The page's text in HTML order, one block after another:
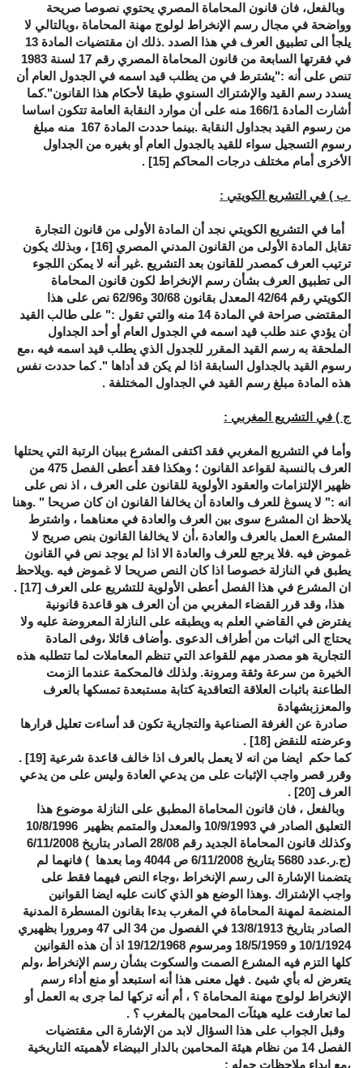
وبالفعل، فان قانون المحاماة المصري يحتوي نصوصا صريحة
وواضحة في مجال رسم الإنخراط لولوج مهنة المحاماة ،وبالتالي لا
يلجأ الى تطبيق العرف في هذا الصدد .ذلك ان مقتضيات المادة 13
في فقرتها السابعة من قانون المحاماة المصري رقم 17 لسنة 1983
تنص على أنه :"يشترط في من يطلب قيد اسمه في الجدول العام أن
يسدد رسم القيد والإشتراك السنوي طبقا لأحكام هذا القانون".كما
أشارت المادة 166/1 منه على أن موارد النقابة العامة تتكون اساسا
من رسوم القيد بجداول النقابة .بينما حددت المادة 167 منه مبلغ
رسوم التسجيل سواء للقيد بالجدول العام أو بغيره من الجداول
الأخرى أمام مختلف درجات المحاكم [15]
.
ب ) في التشريع الكويتي :
أما في التشريع الكويتي نجد أن المادة الأولى من قانون التجارة
تقابل المادة الأولى من القانون المدني المصري [16] ، وبذلك يكون
ترتيب العرف كمصدر للقانون بعد التشريع .غير أنه لا يمكن اللجوء
الى تطبيق العرف بشأن رسم الإنخراط لكون قانون المحاماة
الكويتي رقم 42/64 المعدل بقانون 30/68 و62/96 نص على هذا
المقتضى صراحة في المادة 14 منه والتي تقول :" على طالب القيد
أن يؤدي عند طلب قيد اسمه في الجدول العام أو أحد الجداول
الملحقة به رسم القيد المقرر للجدول الذي يطلب قيد اسمه فيه ،مع
رسوم القيد بالجداول السابقة اذا لم يكن قد أداها ". كما حددت نفس
هذه المادة مبلغ رسم القيد في الجداول المختلفة .
ج ) في التشريع المغربي :
وأما في التشريع المغربي فقد اكتفى المشرع ببيان الرتبة التي يحتلها
العرف بالنسبة لقواعد القانون ؛ وهكذا فقد أعطى الفصل 475 من
ظهير الإلتزامات والعقود الأولوية للقانون على العرف ، اذ نص على
انه :" لا يسوغ للعرف والعادة أن يخالفا القانون ان كان صريحا " .وهنا
يلاحظ ان المشرع سوى بين العرف والعادة في معناهما ، واشترط
المشرع العمل بالعرف والعادة ،أن لا يخالفا القانون بنص صريح لا
غموض فيه .فلا يرجع للعرف والعادة الا اذا لم يوجد نص في القانون
يطبق في النازلة خصوصا اذا كان النص صريحا لا غموض فيه .ويلاحظ
ان المشرع في هذا الفصل أعطى الأولوية للتشريع على العرف [17]
.
هذا، وقد قرر القضاء المغربي من أن العرف هو قاعدة قانونية
يفترض في القاضي العلم به ويطبقه على النازلة المعروضة عليه ولا
يحتاج الى اثبات من أطراف الدعوى .وأضاف قائلا ،وفى المادة
التجارية هو مصدر مهم للقواعد التي تنظم المعاملات لما تتطلبه هذه
الخيرة من سرعة وثقة ومرونة. ولذلك فالمحكمة عندما الزمت
الطاعنة باثبات العلاقة التعاقدية كتابة مستبعدة تمسكها بالعرف
والمعززبشهادة
صادرة عن الغرفة الصناعية والتجارية تكون قد أساءت تعليل قرارها
وعرضته للنقض [18]
.
كما حكم ايضا من انه لا يعمل بالعرف اذا خالف قاعدة شرعية [19]
.
وقرر قصر واجب الإثبات على من يدعي العادة وليس على من يدعي
العرف [20]
.
وبالفعل ، فان قانون المحاماة المطبق على النازلة موضوع هذا
التعليق الصادر في 10/9/1993 والمعدل والمتمم بظهير 10/8/1996
وكذلك قانون المحاماة الجديد رقم 28/08 الصادر بتاريخ 6/11/2008
(ج.ر.عدد 5680 بتاريخ 6/11/2008 ص 4044 وما بعدها ) فانهما لم
يتضمنا الإشارة الى رسم الإنخراط ،وجاء النص فيهما فقط على
واجب الإشتراك .وهذا الوضع هو الذي كانت عليه ايضا القوانين
المنضمة لمهنة المحاماة في المغرب بدءا بقانون المسطرة المدنية
الصادر بتاريخ 13/8/1913 في الفصول من 34 الى 47 ومرورا بظهيري
10/1/1924 و 18/5/1959 ومرسوم 19/12/1968 اذ أن هذه القوانين
كلها التزم فيه المشرع الصمت والسكوت بشأن رسم الإنخراط ،ولم
يتعرض له بأي شيئ . فهل معنى هذا أنه استبعد أو منع أداء رسم
الإنخراط لولوج مهنة المحاماة ؟ ، أم أنه تركها لما جرى به العمل أو
لما تعارفت عليه هيئآت المحامين بالمغرب ؟ .
وقبل الجواب على هذا السؤال لابد من الإشارة الى مقتضيات
الفصل 14 من نظام هيئة المحامين بالدار البيضاء لأهميته التاريخية
،مع ابداء ملاحظات حوله :